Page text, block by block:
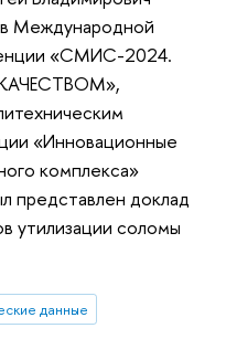
Международной
«СМИС-2024.
«Инновационные
комплекса»
представлен доклад
утилизации соломы
данные